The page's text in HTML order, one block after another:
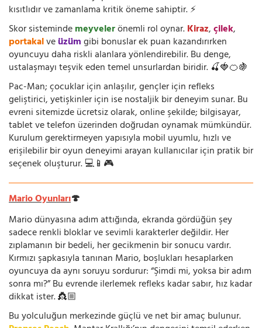
kısıtlıdır ve zamanlama kritik öneme sahiptir. ⚡
Skor sistemindemeyvelerönemli rol oynar.Kiraz,çilek,
portakalveüzümgibi bonuslar ek puan kazandırırken
oyuncuyu daha riskli alanlara yönlendirebilir. Bu denge,
ustalaşmayı teşvik eden temel unsurlardan biridir. 🍒🍓🍊🍇
Pac-Man; çocuklar için anlaşılır, gençler için refleks
geliştirici, yetişkinler için ise nostaljik bir deneyim sunar. Bu
evreni sitemizde ücretsiz olarak, online şekilde; bilgisayar,
tablet ve telefon üzerinden doğrudan oynamak mümkündür.
Kurulum gerektirmeyen yapısıyla mobil uyumlu, hızlı ve
erişilebilir bir oyun deneyimi arayan kullanıcılar için pratik bir
seçenek oluşturur. 💻📱🎮
Mario Oyunları🍄
Mario dünyasına adım attığında, ekranda gördüğün şey
sadece renkli bloklar ve sevimli karakterler değildir. Her
zıplamanın bir bedeli, her gecikmenin bir sonucu vardır.
Kırmızı şapkasıyla tanınan Mario, boşlukları hesaplarken
oyuncuya da aynı soruyu sordurur: “Şimdi mi, yoksa bir adım
sonra mı?” Bu evrende ilerlemek refleks kadar sabır, hız kadar
dikkat ister. 👸🏼
Bu yolculuğun merkezinde güçlü ve net bir amaç bulunur.